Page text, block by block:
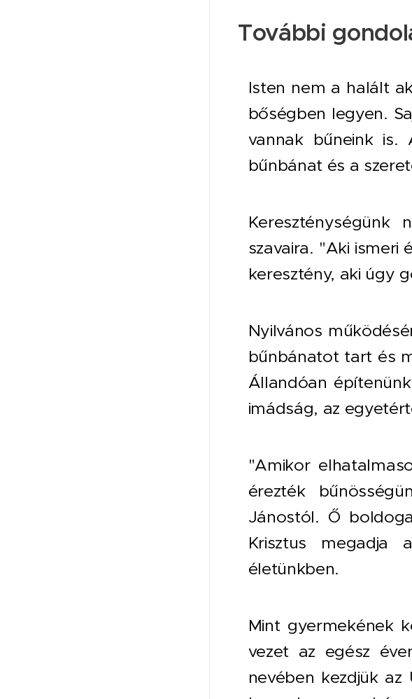
További
Isten nem a halált
bőségben legyen.
vannak bűneink
bűnbánat és a
szavaira. "Aki ismeri
keresztény, aki úgy
Nyilvános
bűnbánatot tart és
Állandóan
imádság, az
"Amikor
érezték
Jánostól. Ő
Krisztus
életünkben.
Mint gyermekének
vezet az egész
nevében kezdjük